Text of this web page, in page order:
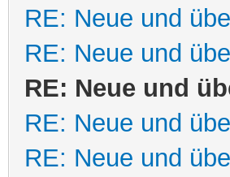
RE: Neue und
RE: Neue und
RE: Neue und
RE: Neue und
RE: Neue und